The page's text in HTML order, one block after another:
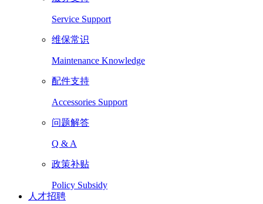
Service Support
维保常识
Maintenance Knowledge
配件支持
Accessories Support
问题解答
Q & A
政策补贴
Policy Subsidy
人才招聘